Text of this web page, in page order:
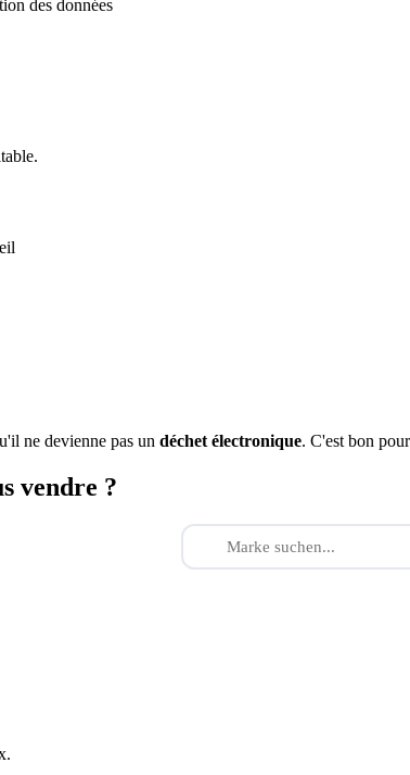
des données
ne devienne pas un déchet électronique. C'est bon
vendre ?